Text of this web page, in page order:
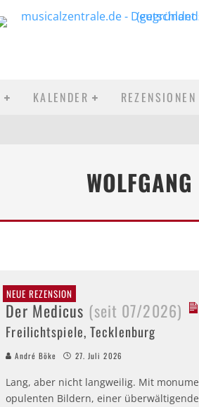
KALENDER REZENSIONEN
NEUE REZENSION
Der Medicus (seit 07/2026)
Freilichtspiele, Tecklenburg
André Böke 27. Juli 2026
Lang, aber nicht langweilig. Mit
opulenten Bildern, einer